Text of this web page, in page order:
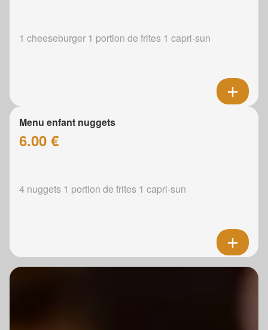
1 cheeseburger 1 portion de frites 1 capri-sun
Menu enfant nuggets
6.00 €
4 nuggets 1 portion de frites 1 capri-sun